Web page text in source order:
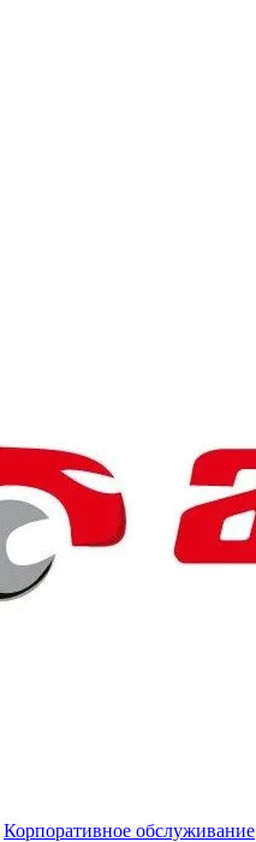
Корпоративное обслуживание